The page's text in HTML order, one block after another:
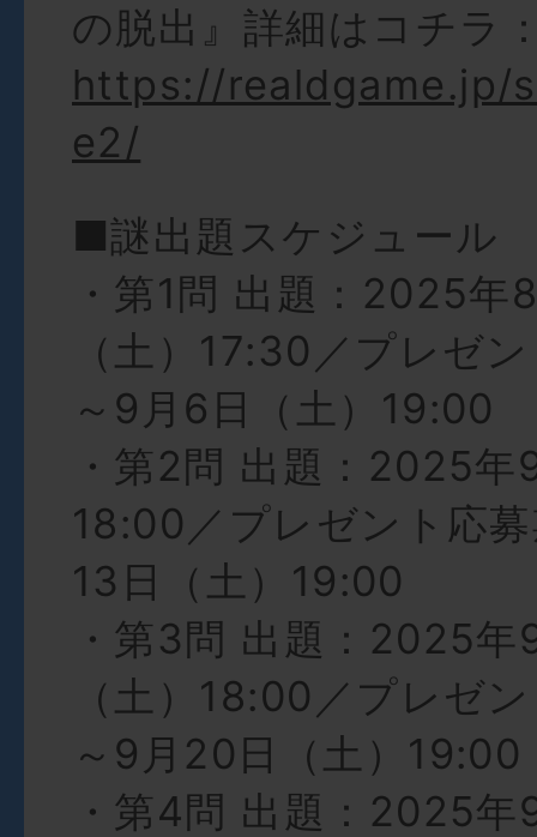
の脱出』詳細はコチラ
https://realdgame.jp/
e2/
■謎出題スケジュール
・第1問 出題：2025年
（土）17:30／プレゼ
～9月6日（土）19:00
・第2問 出題：2025年
18:00／プレゼント応
13日（土）19:00
・第3問 出題：2025年
（土）18:00／プレゼ
～9月20日（土）19:00
・第4問 出題：2025